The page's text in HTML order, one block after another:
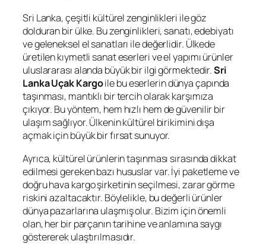
Sri Lanka, çeşitli kültürel zenginlikleri ile göz
dolduran bir ülke. Bu zenginlikleri, sanatı, edebiyatı
ve geleneksel el sanatları ile değerlidir. Ülkede
üretilen kıymetli sanat eserleri ve el yapımı ürünler
uluslararası alanda büyük bir ilgi görmektedir.Sri
Lanka Uçak Kargoile bu eserlerin dünya çapında
taşınması, mantıklı bir tercih olarak karşımıza
çıkıyor. Bu yöntem, hem hızlı hem de güvenilir bir
ulaşım sağlıyor. Ülkenin kültürel birikimini dışa
açmak için büyük bir fırsat sunuyor.
Ayrıca, kültürel ürünlerin taşınması sırasında dikkat
edilmesi gereken bazı hususlar var. İyi paketleme ve
doğru hava kargo şirketinin seçilmesi, zarar görme
riskini azaltacaktır. Böylelikle, bu değerli ürünler
dünya pazarlarına ulaşmış olur. Bizim için önemli
olan, her bir parçanın tarihine ve anlamına saygı
göstererek ulaştırılmasıdır.